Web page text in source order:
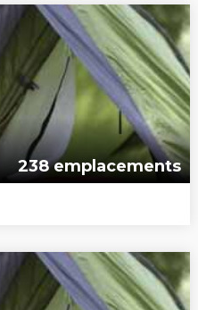
238 emplacements